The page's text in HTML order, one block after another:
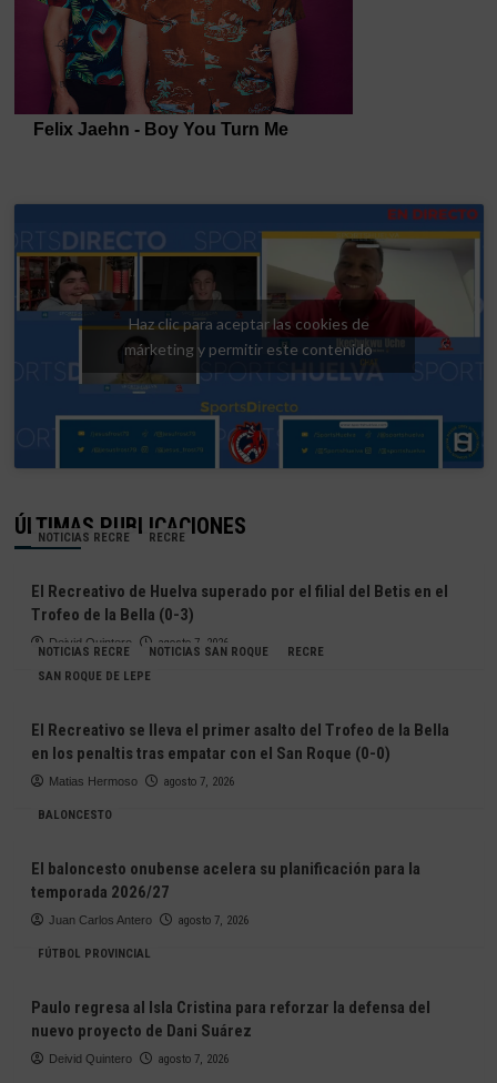
Haz clic para aceptar las cookies de
márketing y permitir este contenido
ÚLTIMAS PUBLICACIONES
NOTICIAS RECRE RECRE
El Recreativo de Huelva superado por el filial del Betis en el
Trofeo de la Bella (0-3)
Deivid Quintero agosto 7, 2026
NOTICIAS RECRE NOTICIAS SAN ROQUE
RECRE
SAN ROQUE DE LEPE
El Recreativo se lleva el primer asalto del Trofeo de la Bella
en los penaltis tras empatar con el San Roque (0-0)
Matias Hermoso agosto 7, 2026
BALONCESTO
El baloncesto onubense acelera su planificación para la
temporada 2026/27
Juan Carlos Antero agosto 7, 2026
FÚTBOL PROVINCIAL
Paulo regresa al Isla Cristina para reforzar la defensa del
nuevo proyecto de Dani Suárez
Deivid Quintero agosto 7, 2026